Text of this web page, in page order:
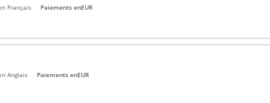
Français Paiements enEUR
Anglais Paiements enEUR